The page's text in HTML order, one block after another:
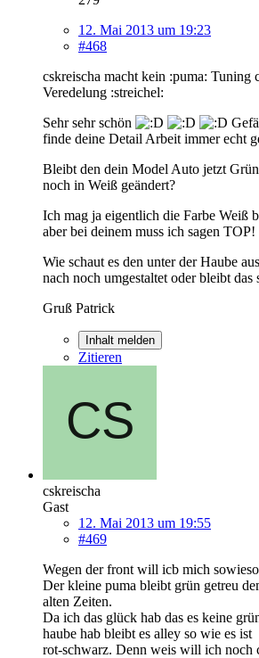
12. Mai 2013 um 19:23
#468
cskreischa macht kein :puma: Tuning
Veredelung :streichel:
Sehr sehr schön
finde deine Detail Arbeit immer echt
Bleibt den dein Model Auto jetzt
noch in Weiß geändert?
Ich mag ja eigentlich die Farbe Weiß
aber bei deinem muss ich sagen TOP!
Wie schaut es den unter der Haube
nach noch umgestaltet oder bleibt das
Gruß Patrick
Inhalt melden
Zitieren
cskreischa
Gast
12. Mai 2013 um 19:55
#469
Wegen der front will icb mich
Der kleine puma bleibt grün getreu
alten Zeiten.
Da ich das glück hab das es keine
haube hab bleibt es alley so wie es ist
rot-schwarz. Denn weis will ich noch